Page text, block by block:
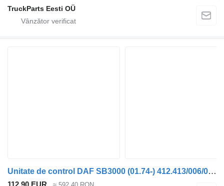
TruckParts Eesti OÜ
Unitate de control DAF SB3000 (01.74-) 412.413/006/004 pentru autobuz DAF MB, B, FHD, EOS, DB, SB Bus (1970-2001)